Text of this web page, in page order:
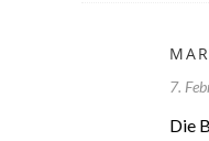
7.
Die